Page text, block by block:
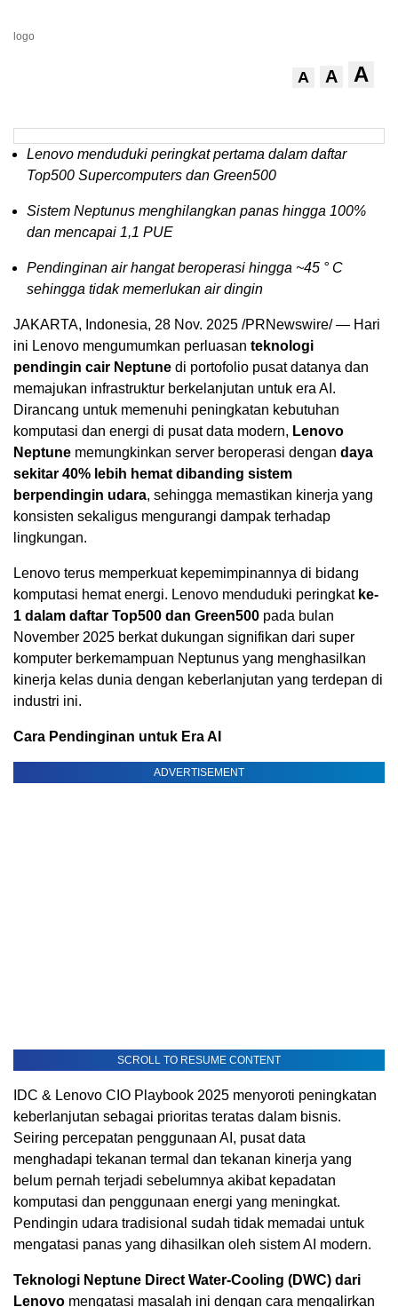
logo
A A A
Lenovo menduduki peringkat pertama dalam daftar
Top500 Supercomputers dan Green500
Sistem Neptunus menghilangkan panas hingga 100%
dan mencapai 1,1 PUE
Pendinginan air hangat beroperasi hingga ~45 ° C
sehingga tidak memerlukan air dingin
JAKARTA, Indonesia, 28 Nov. 2025 /PRNewswire/ — Hari
ini Lenovo mengumumkan perluasan teknologi
pendingin cair Neptune di portofolio pusat datanya dan
memajukan infrastruktur berkelanjutan untuk era AI.
Dirancang untuk memenuhi peningkatan kebutuhan
komputasi dan energi di pusat data modern, Lenovo
Neptune memungkinkan server beroperasi dengan daya
sekitar 40% lebih hemat dibanding sistem
berpendingin udara, sehingga memastikan kinerja yang
konsisten sekaligus mengurangi dampak terhadap
lingkungan.
Lenovo terus memperkuat kepemimpinannya di bidang
komputasi hemat energi. Lenovo menduduki peringkat ke-
1 dalam daftar Top500 dan Green500 pada bulan
November 2025 berkat dukungan signifikan dari super
komputer berkemampuan Neptunus yang menghasilkan
kinerja kelas dunia dengan keberlanjutan yang terdepan di
industri ini.
Cara Pendinginan untuk Era AI
ADVERTISEMENT
SCROLL TO RESUME CONTENT
IDC & Lenovo CIO Playbook 2025 menyoroti peningkatan
keberlanjutan sebagai prioritas teratas dalam bisnis.
Seiring percepatan penggunaan AI, pusat data
menghadapi tekanan termal dan tekanan kinerja yang
belum pernah terjadi sebelumnya akibat kepadatan
komputasi dan penggunaan energi yang meningkat.
Pendingin udara tradisional sudah tidak memadai untuk
mengatasi panas yang dihasilkan oleh sistem AI modern.
Teknologi Neptune Direct Water-Cooling (DWC) dari
Lenovo mengatasi masalah ini dengan cara mengalirkan